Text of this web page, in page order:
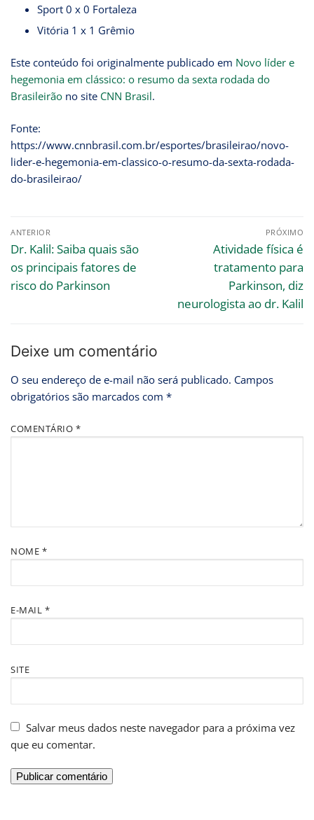
Sport 0 x 0 Fortaleza
Vitória 1 x 1 Grêmio
Este conteúdo foi originalmente publicado em Novo líder e
hegemonia em clássico: o resumo da sexta rodada do
Brasileirão no site CNN Brasil.
Fonte:
https://www.cnnbrasil.com.br/esportes/brasileirao/novo-
lider-e-hegemonia-em-classico-o-resumo-da-sexta-rodada-
do-brasileirao/
ANTERIOR
Dr. Kalil: Saiba quais são
os principais fatores de
risco do Parkinson
PRÓXIMO
Atividade física é
tratamento para
Parkinson, diz
neurologista ao dr. Kalil
Deixe um comentário
O seu endereço de e-mail não será publicado. Campos
obrigatórios são marcados com *
COMENTÁRIO *
NOME *
E-MAIL *
SITE
Salvar meus dados neste navegador para a próxima vez
que eu comentar.